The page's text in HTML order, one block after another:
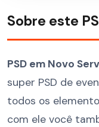
Sobre este
PSD em Novo
super PSD de
todos os
com ele você